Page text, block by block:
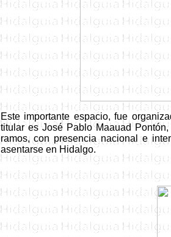
Este importante espacio, fue
titular es José Pablo Maauad
ramos, con presencia nacional e
asentarse en Hidalgo.